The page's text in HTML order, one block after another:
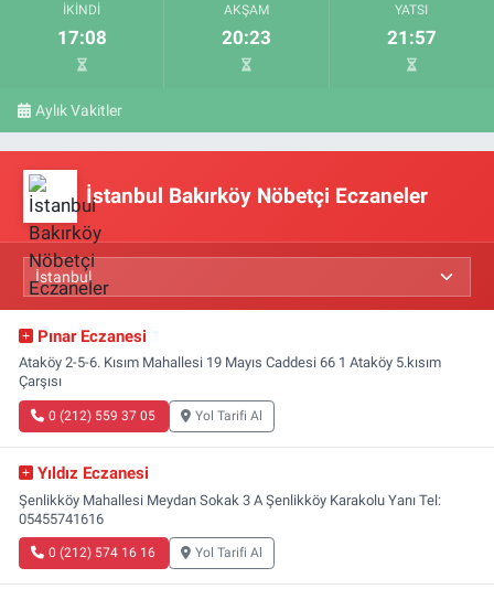
İKINDI
17:08
AKŞAM
20:23
YATSI
21:57
Aylık Vakitler
İstanbul Bakırköy Nöbetçi Eczaneler
Pınar Eczanesi
Ataköy 2-5-6. Kısım Mahallesi 19 Mayıs Caddesi 66 1 Ataköy 5.kısım
Çarşısı
0 (212) 559 37 05 Yol Tarifi Al
Yıldız Eczanesi
Şenlikköy Mahallesi Meydan Sokak 3 A Şenlikköy Karakolu Yanı Tel:
05455741616
0 (212) 574 16 16 Yol Tarifi Al